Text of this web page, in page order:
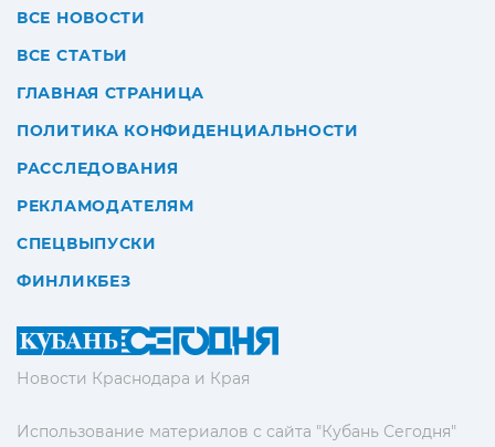
Новости Краснодара и Края
Использование материалов с сайта "Кубань Сегодня"
ВСЕ НОВОСТИ
ВСЕ СТАТЬИ
ГЛАВНАЯ СТРАНИЦА
ПОЛИТИКА КОНФИДЕНЦИАЛЬНОСТИ
РАССЛЕДОВАНИЯ
РЕКЛАМОДАТЕЛЯМ
СПЕЦВЫПУСКИ
ФИНЛИКБЕЗ